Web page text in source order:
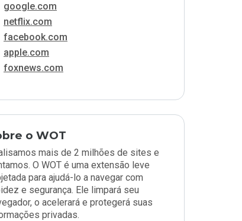
google.com
netflix.com
facebook.com
apple.com
foxnews.com
o WOT
mais de 2 milhões de sites e
O WOT é uma extensão leve
para ajudá-lo a navegar com
e segurança. Ele limpará seu
o acelerará e protegerá suas
privadas.